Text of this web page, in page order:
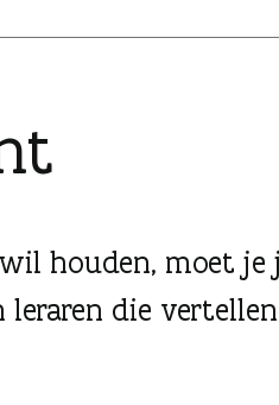
houden, moet
die